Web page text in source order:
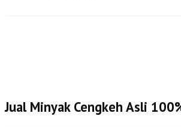
Jual Minyak Cengkeh Asli